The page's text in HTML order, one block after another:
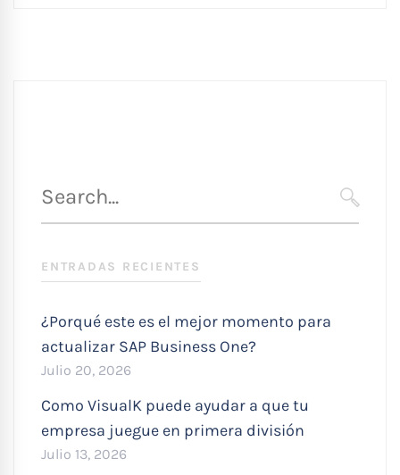
para
ENTRADAS RECIENTES
¿Porqué este es el mejor momento para
actualizar SAP Business One?
Julio 20, 2026
Como VisualK puede ayudar a que tu
empresa juegue en primera división
Julio 13, 2026